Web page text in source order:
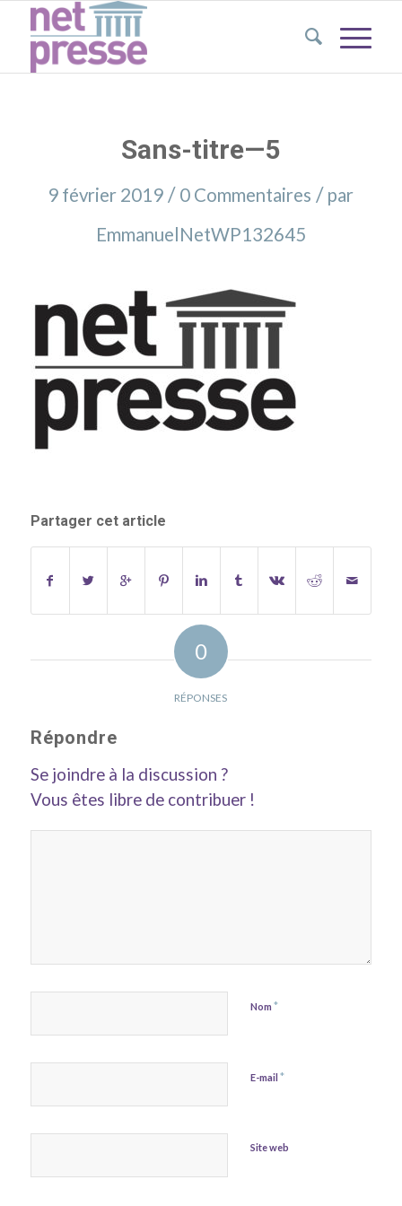
Sans-titre—5
9 février 2019 / 0 Commentaires / par
EmmanuelNetWP132645
Partager cet article
0
RÉPONSES
Répondre
Se joindre à la discussion ?
Vous êtes libre de contribuer !
Nom *
E-mail *
Site web